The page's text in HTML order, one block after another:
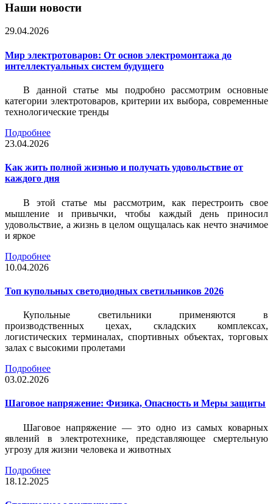
Наши новости
29.04.2026
Мир электротоваров: От основ электромонтажа до
интеллектуальных систем будущего
В данной статье мы подробно рассмотрим основные
категории электротоваров, критерии их выбора, современные
технологические тренды
Подробнее
23.04.2026
Как жить полной жизнью и получать удовольствие от
каждого дня
В этой статье мы рассмотрим, как перестроить свое
мышление и привычки, чтобы каждый день приносил
удовольствие, а жизнь в целом ощущалась как нечто значимое
и яркое
Подробнее
10.04.2026
Топ купольных светодиодных светильников 2026
Купольные светильники применяются в
производственных цехах, складских комплексах,
логистических терминалах, спортивных объектах, торговых
залах с высокими пролетами
Подробнее
03.02.2026
Шаговое напряжение: Физика, Опасность и Меры защиты
Шаговое напряжение — это одно из самых коварных
явлений в электротехнике, представляющее смертельную
угрозу для жизни человека и животных
Подробнее
18.12.2025